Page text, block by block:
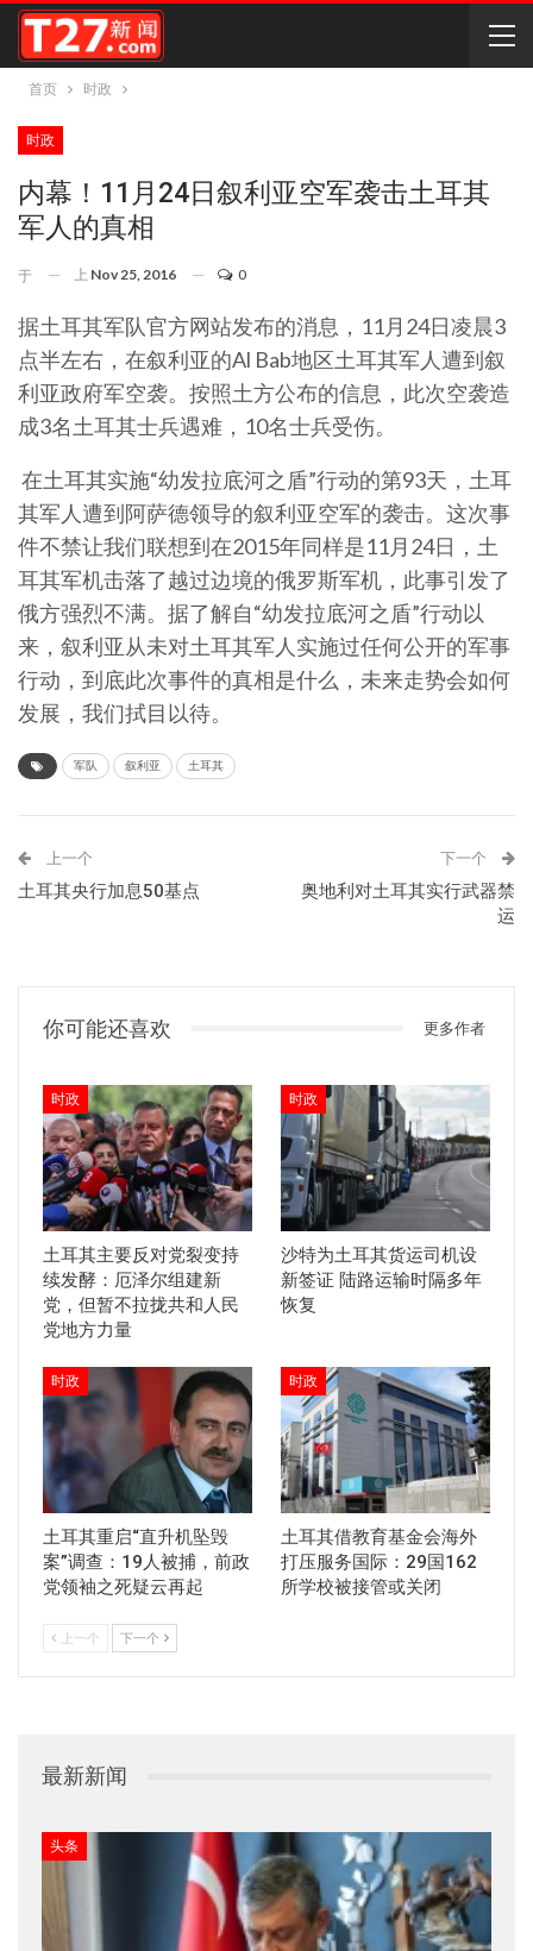
首页 时政
时政
内幕！11月24日叙利亚空军袭击土耳其
军人的真相
于 上 Nov 25, 2016 0
据土耳其军队官方网站发布的消息， 11月 24日凌晨3
点半左右，在叙利亚的Al Bab地区土耳其军人遭到叙
利亚政府军空袭。按照土方公布的信息，此次空袭造
成3名土耳其士兵遇难， 10名士兵受伤。
在土耳其实施“幼发拉底河之盾”行动的第93天，土耳
其军人遭到阿萨德领导的叙利亚空军的袭击。这次事
件不禁让我们联想到在2015年同样是11月 24日，土
耳其军机击落了越过边境的俄罗斯军机，此事引发了
俄方强烈不满。据了解自“幼发拉底河之盾”行动以
来，叙利亚从未对土耳其军人实施过任何公开的军事
行动，到底此次事件的真相是什么，未来走势会如何
发展，我们拭目以待。
军队 叙利亚 土耳其
上一个
土耳其央行加息50基点
下一个
奥地利对土耳其实行武器禁
运
你可能还喜欢 更多作者
时政
土耳其主要反对党裂变持
续发酵：厄泽尔组建新
党，但暂不拉拢共和人民
党地方力量
时政
沙特为土耳其货运司机设
新签证 陆路运输时隔多年
恢复
时政
土耳其重启“直升机坠毁
案”调查：19人被捕，前政
党领袖之死疑云再起
时政
土耳其借教育基金会海外
打压服务国际：29国162
所学校被接管或关闭
上一个 下一个
最新新闻
头条